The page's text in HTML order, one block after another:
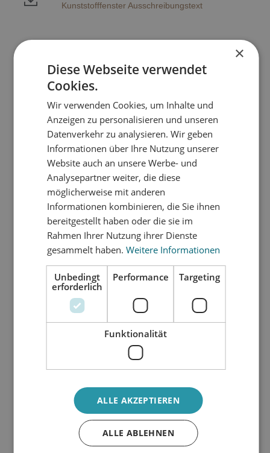
Kunststofffenster Ausschreibungstext
ift Nachweis arimeo® classic S
Lüftungseigenschaften AD
ift Nachweis arimeo® classic S
Lüftungseigenschaften MD
ift Nachweis arimeo® classic S
Schlagregendichtheit AD
ift Nachweis arimeo® classic S
Schlagregendichtheit MD
ift Nachweis arimeo® classic S Schall AD
ift Nachweis arimeo® classic S Schall MD
arimeo®classic T für
Holzfenster
Einbauvarianten des Fensterfalzlüfters
arimeo® classic T Fensterfalzlüfter Übersicht
Leistungsdaten
arimeo® classic T Fensterfalzlüfter für
Holzfenster Ausschreibungstext
×
Diese Webseite verwendet
Cookies.
Wir verwenden Cookies, um Inhalte und
Anzeigen zu personalisieren und unseren
Datenverkehr zu analysieren. Wir geben
Informationen über Ihre Nutzung unserer
Website auch an unsere Werbe- und
Analysepartner weiter, die diese
möglicherweise mit anderen
Informationen kombinieren, die Sie ihnen
bereitgestellt haben oder die sie im
Rahmen Ihrer Nutzung ihrer Dienste
gesammelt haben. Weitere Informationen
Unbedingt
erforderlich
Performance Targeting
Funktionalität
ALLE AKZEPTIEREN
ALLE ABLEHNEN